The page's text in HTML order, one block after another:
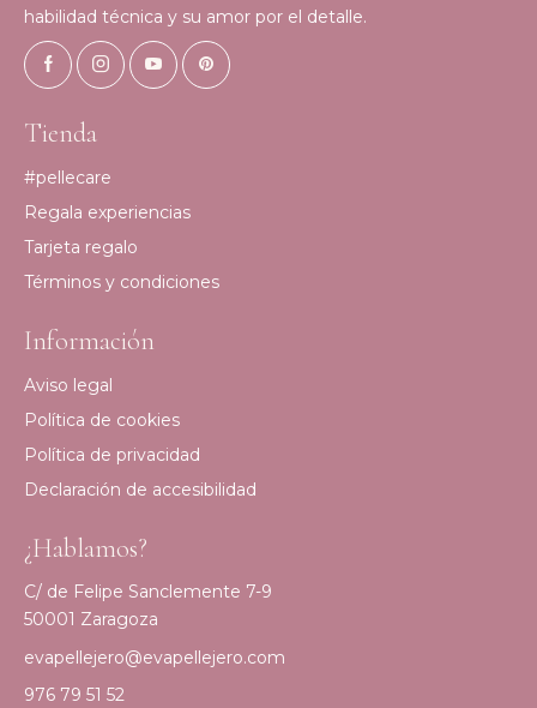
habilidad técnica y su amor por el detalle.
Tienda
#pellecare
Regala experiencias
Tarjeta regalo
Términos y condiciones
Información
Aviso legal
Política de cookies
Política de privacidad
Declaración de accesibilidad
¿Hablamos?
C/ de Felipe Sanclemente 7-9
50001 Zaragoza
evapellejero@evapellejero.com
976 79 51 52